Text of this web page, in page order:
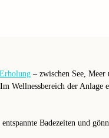
Erholung – zwischen See, Meer
Wellnessbereich der Anlage
entspannte Badezeiten und